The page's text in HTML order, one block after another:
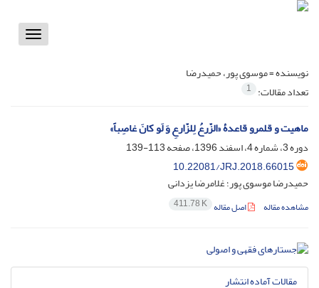
Toggle
نویسنده =موسوی پور، حمیدرضا
تعداد مقالات: 1
ماهیت و قلمرو قاعدۀ «الزّرعُ لِلزّارعِ وَ لَو کانَ غاصِباً»
دوره 3، شماره 4، اسفند 1396، صفحه
113-139
10.22081/JRJ.2018.66015
حمیدرضا موسوی پور؛ غلامرضا یزدانی
مشاهده مقاله اصل مقاله 411.78 K
مقالات آماده انتشار